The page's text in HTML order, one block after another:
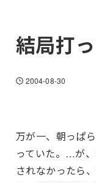
結局打
2004-08-30
万が一、朝っぱ
っていた。…が
されなかったら